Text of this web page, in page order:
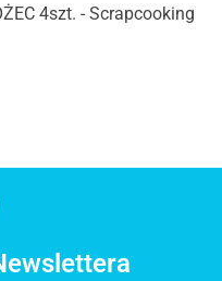
4szt. - Scrapcooking